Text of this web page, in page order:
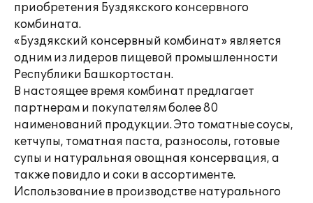
приобретения Буздякского консервного
комбината.
«Буздякский консервный комбинат» является
одним из лидеров пищевой промышленности
Республики Башкортостан.
В настоящее время комбинат предлагает
партнерам и покупателям более 80
наименований продукции. Это томатные соусы,
кетчупы, томатная паста, разносолы, готовые
супы и натуральная овощная консервация, а
также повидло и соки в ассортименте.
Использование в производстве натурального